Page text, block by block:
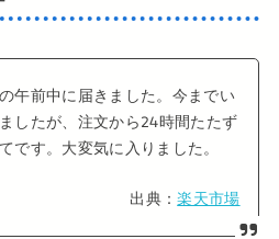
午前中に届きました。今までい
したが、注文から24時間たたず
です。大変気に入りました。
出典：楽天市場